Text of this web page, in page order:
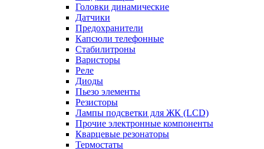
Головки динамические
Датчики
Предохранители
Капсюли телефонные
Стабилитроны
Варисторы
Реле
Диоды
Пьезо элементы
Резисторы
Лампы подсветки для ЖК (LCD)
Прочие электронные компоненты
Кварцевые резонаторы
Термостаты